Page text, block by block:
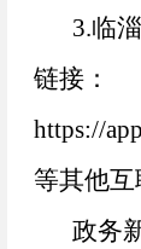
3.临
链接：
https://
等其他
政务